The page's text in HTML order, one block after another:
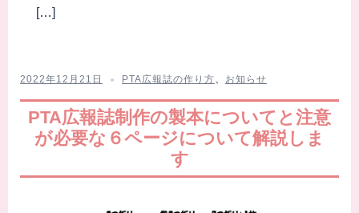
[…]
2022年12月21日 PTA広報誌の作り方、 お知らせ
PTA広報誌制作の製本についてと注意
が必要な６ページについて解説しま
す